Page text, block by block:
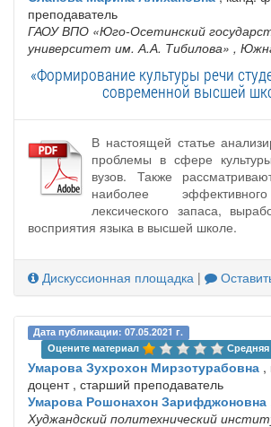
преподаватель
ГАОУ ВПО «Юго-Осетинский
университет им. А.А. Тибилова» ,
«Формирование культуры речи
современной высшей
В настоящей статье
проблемы в сфере
вузов. Также
наиболее
лексического запаса,
восприятия языка в высшей школе.
Дискуссионная площадка |
Дата публикации: 07.05.2021 г.
Оцените материал
Средняя
Умарова Зухрохон Мирзотурабовна ,
доцент , старший преподаватель
Умарова Рошонахон Зарифджоновна
Худжандский политехнический